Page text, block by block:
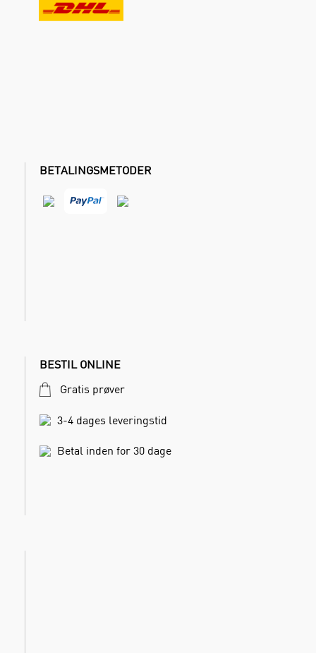
BETALINGSMETODER
BESTIL ONLINE
Gratis prøver
3-4 dages leveringstid
Betal inden for 30 dage